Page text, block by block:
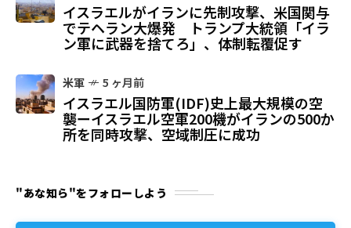
イスラエルがイランに先制攻撃、米国関与
でテヘラン大爆発 トランプ大統領「イラ
ン軍に武器を捨てろ」、体制転覆促す
米軍 5 ヶ月前
イスラエル国防軍(IDF)史上最大規模の空
襲ーイスラエル空軍200機がイランの500か
所を同時攻撃、空域制圧に成功
"あな知ら"をフォローしよう